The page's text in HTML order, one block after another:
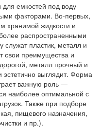
емкостей под воду
факторами. Во-первых,
хранимой жидкости и
распространенными
служат пластик, металл и
свои преимущества и
металл прочный и
эстетично выглядит. Форма
важную роль —
наиболее оптимальной с
Также при подборе
пищевого назначения,
и пр.).